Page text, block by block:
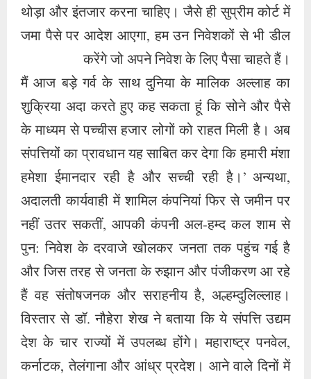
थोड़ा और इंतजार करना चाहिए। जैसे ही सुप्रीम कोर्ट में
जमा पैसे पर आदेश आएगा, हम उन निवेशकों से भी डील
करेंगे जो अपने निवेश के लिए पैसा चाहते हैं।
मैं आज बड़े गर्व के साथ दुनिया के मालिक अल्लाह का
शुक्रिया अदा करते हुए कह सकता हूं कि सोने और पैसे
के माध्यम से पच्चीस हजार लोगों को राहत मिली है। अब
संपत्तियों का प्रावधान यह साबित कर देगा कि हमारी मंशा
हमेशा ईमानदार रही है और सच्ची रही है।’ अन्यथा,
अदालती कार्यवाही में शामिल कंपनियां फिर से जमीन पर
नहीं उतर सकतीं, आपकी कंपनी अल-हम्द कल शाम से
पुन: निवेश के दरवाजे खोलकर जनता तक पहुंच गई है
और जिस तरह से जनता के रुझान और पंजीकरण आ रहे
हैं वह संतोषजनक और सराहनीय है, अल्हम्दुलिल्लाह।
विस्तार से डॉ. नौहेरा शेख ने बताया कि ये संपत्ति उद्यम
देश के चार राज्यों में उपलब्ध होंगे। महाराष्ट्र पनवेल,
कर्नाटक, तेलंगाना और आंध्र प्रदेश। आने वाले दिनों में